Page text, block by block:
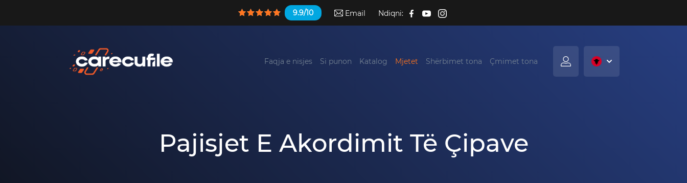
9.9/10 Email Ndiqni:
Faqja e nisjes Si punon Katalog Mjetet Shërbimet tona Çmimet tona
Pajisjet E Akordimit Të Çipave